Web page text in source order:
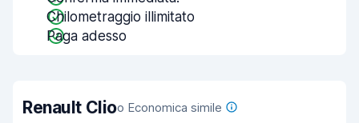
Chilometraggio illimitato
Paga adesso
Renault Clioo Economica simile